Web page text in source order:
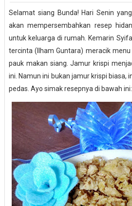
Selamat siang Bunda! Hari Senin
akan mempersembahkan resep
untuk keluarga di rumah. Kemarin
tercinta (Ilham Guntara) meracik
pauk makan siang. Jamur krispi
ini. Namun ini bukan jamur krispi biasa,
pedas. Ayo simak resepnya di bawah ini: